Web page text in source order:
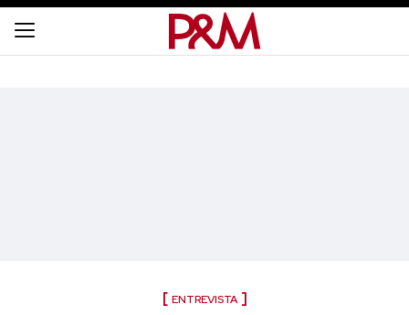
ENTREVISTA